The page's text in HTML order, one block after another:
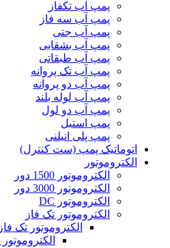
پمپ آب تکفاز
پمپ آب سه فاز
پمپ آب جتی
پمپ آب بشقابی
پمپ آب طبقاتی
پمپ آب تک پروانه
پمپ آب دو پروانه
پمپ آب لوله بلند
پمپ آب دو لول
پمپ استیل
پمپ پلی اتیلنی
اتوماتیک پمپ (ست کنترل)
الکتروموتور
الکتروموتور 1500 دور
الکتروموتور 3000 دور
الکتروموتور DC
الکتروموتور تک فاز
الکتروموتور تک